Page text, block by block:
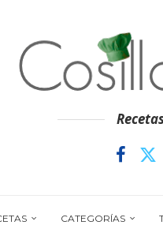
CATEGORÍAS